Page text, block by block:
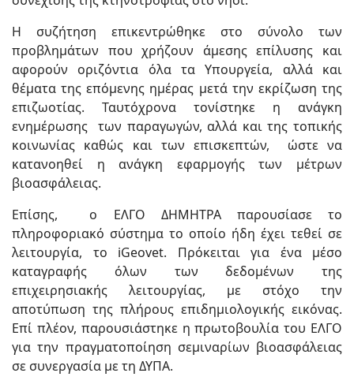
Η συζήτηση επικεντρώθηκε στο σύνολο των
προβλημάτων που χρήζουν άμεσης επίλυσης και
αφορούν οριζόντια όλα τα Υπουργεία, αλλά και
θέματα της επόμενης ημέρας μετά την εκρίζωση της
επιζωοτίας. Ταυτόχρονα τονίστηκε η ανάγκη
ενημέρωσης των παραγωγών, αλλά και της τοπικής
κοινωνίας καθώς και των επισκεπτών, ώστε να
κατανοηθεί η ανάγκη εφαρμογής των μέτρων
βιοασφάλειας.
Επίσης, ο ΕΛΓΟ ΔΗΜΗΤΡΑ παρουσίασε το
πληροφοριακό σύστημα το οποίο ήδη έχει τεθεί σε
λειτουργία, το iGeovet. Πρόκειται για ένα μέσο
καταγραφής όλων των δεδομένων της
επιχειρησιακής λειτουργίας, με στόχο την
αποτύπωση της πλήρους επιδημιολογικής εικόνας.
Επί πλέον, παρουσιάστηκε η πρωτοβουλία του ΕΛΓΟ
για την πραγματοποίηση σεμιναρίων βιοασφάλειας
σε συνεργασία με τη ΔΥΠΑ.